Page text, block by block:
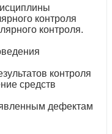
контроля
контроля.
контроля
средств
дефектам